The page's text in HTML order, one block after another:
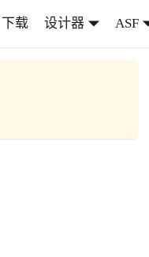
下载 设计器 ASF